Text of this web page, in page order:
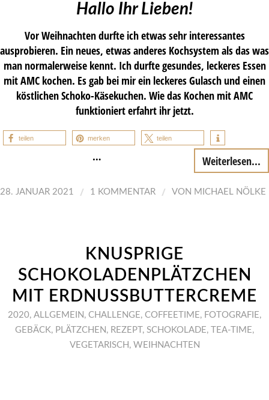
Hallo Ihr Lieben!
Vor Weihnachten durfte ich etwas sehr interessantes
ausprobieren. Ein neues, etwas anderes Kochsystem als das was
man normalerweise kennt. Ich durfte gesundes, leckeres Essen
mit AMC kochen. Es gab bei mir ein leckeres Gulasch und einen
köstlichen Schoko-Käsekuchen. Wie das Kochen mit AMC
funktioniert erfahrt ihr jetzt.
teilen merken teilen
… Weiterlesen...
28. JANUAR 2021 / 1 KOMMENTAR / VON MICHAEL NÖLKE
KNUSPRIGE
SCHOKOLADENPLÄTZCHEN
MIT ERDNUSSBUTTERCREME
2020, ALLGEMEIN , CHALLENGE, COFFEETIME, FOTOGRAFIE,
GEBÄCK, PLÄTZCHEN , REZEPT, SCHOKOLADE, TEA-TIME,
VEGETARISCH , WEIHNACHTEN